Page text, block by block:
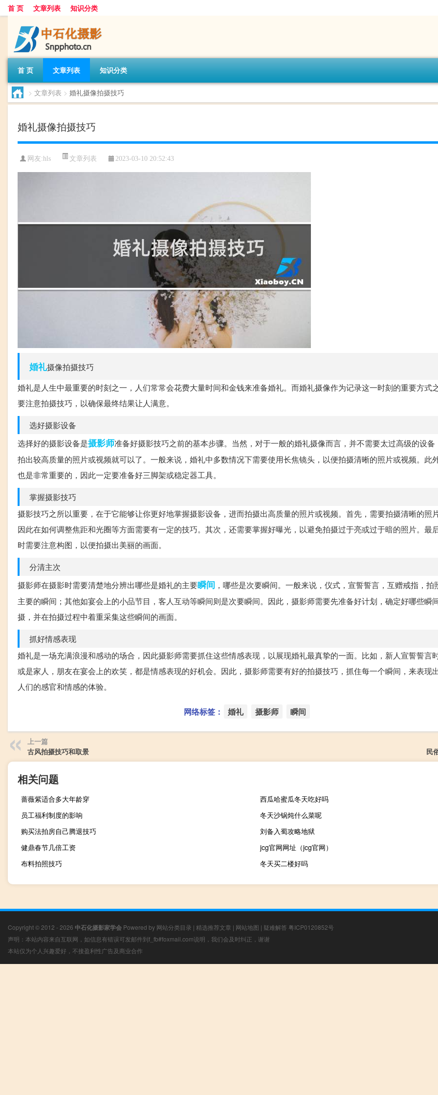
首 页 文章列表 知识分类
首 页 文章列表 知识分类
> 文章列表 > 婚礼摄像拍摄技巧
婚礼摄像拍摄技巧
网友:hls 文章列表 2023-03-10 20:52:43
婚礼摄像拍摄技巧
婚礼是人生中最重要的时刻之一，人们常常会花费大量时间和金钱来准备婚礼。而婚礼摄像作为记录这一时刻的重要方式
要注意拍摄技巧，以确保最终结果让人满意。
选好摄影设备
选择好的摄影设备是摄影师准备好摄影技巧之前的基本步骤。当然，对于一般的婚礼摄像而言，并不需要太过高级的设备
拍出较高质量的照片或视频就可以了。一般来说，婚礼中多数情况下需要使用长焦镜头，以便拍摄清晰的照片或视频。此
也是非常重要的，因此一定要准备好三脚架或稳定器工具。
掌握摄影技巧
摄影技巧之所以重要，在于它能够让你更好地掌握摄影设备，进而拍摄出高质量的照片或视频。首先，需要拍摄清晰的照
因此在如何调整焦距和光圈等方面需要有一定的技巧。其次，还需要掌握好曝光，以避免拍摄过于亮或过于暗的照片。最
时需要注意构图，以便拍摄出美丽的画面。
分清主次
摄影师在摄影时需要清楚地分辨出哪些是婚礼的主要瞬间 ，哪些是次要瞬间。一般来说，仪式，宣誓誓言，互赠戒指，拍
主要的瞬间；其他如宴会上的小品节目，客人互动等瞬间则是次要瞬间。因此，摄影师需要先准备好计划，确定好哪些瞬
摄，并在拍摄过程中着重采集这些瞬间的画面。
抓好情感表现
婚礼是一场充满浪漫和感动的场合，因此摄影师需要抓住这些情感表现，以展现婚礼最真挚的一面。比如，新人宣誓誓言
或是家人，朋友在宴会上的欢笑，都是情感表现的好机会。因此，摄影师需要有好的拍摄技巧，抓住每一个瞬间，来表现
人们的感官和情感的体验。
网络标签： 婚礼 摄影师 瞬间
上一篇
古风拍摄技巧和取景
民
相关问题
蔷薇紫适合多大年龄穿
西瓜哈蜜瓜冬天吃好吗
员工福利制度的影响
冬天沙锅炖什么菜呢
购买法拍房自己腾退技巧
刘备入蜀攻略地狱
健鼎春节几倍工资
jcg官网网址（jcg官网）
布料拍照技巧
冬天买二楼好吗
Copyright © 2012 - 2026 中石化摄影家学会 Powered by 网站分类目录 | 精选推荐文章 | 网站地图 | 疑难解答 粤ICP0120852号
声明：本站内容来自互联网，如信息有错误可发邮件到f_fb#foxmail.com说明，我们会及时纠正，谢谢
本站仅为个人兴趣爱好，不接盈利性广告及商业合作